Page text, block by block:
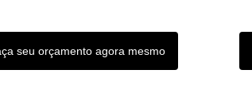
seu orçamento agora mesmo